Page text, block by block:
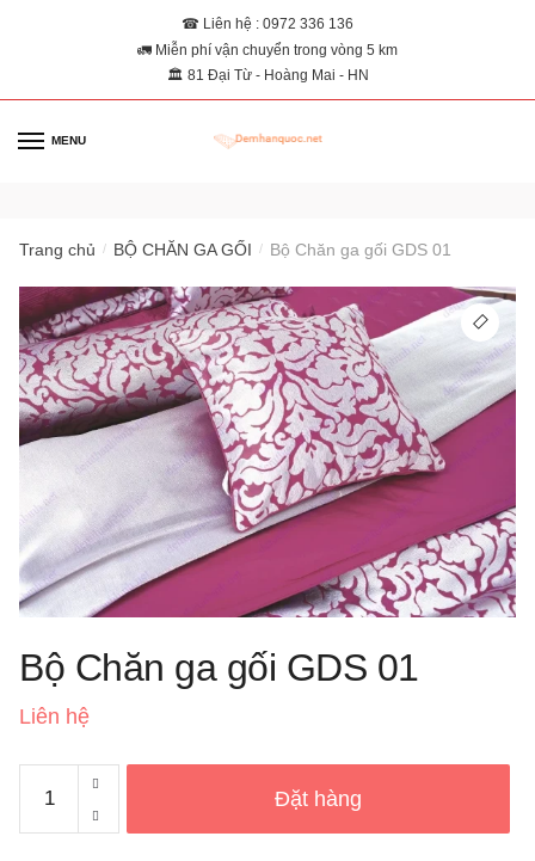
☎ Liên hệ : 0972 336 136
🚛 Miễn phí vận chuyển trong vòng 5 km
🏛 81 Đại Từ - Hoàng Mai - HN
MENU
Trang chủ / BỘ CHĂN GA GỐI / Bộ Chăn ga gối GDS 01
🔍
Bộ Chăn ga gối GDS 01
Liên hệ
Chăn
ga
Đặt hàng